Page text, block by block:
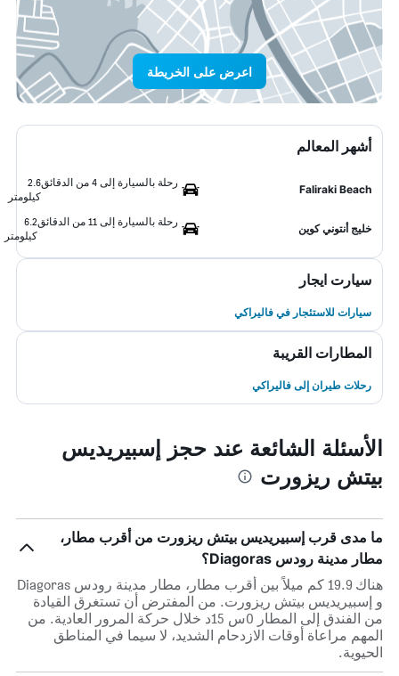
اعرض على الخريطة
أشهر المعالم
Faliraki Beach
رحلة بالسيارة إلى 4 من الدقائق
2.6
كيلومتر
خليج أنتوني كوين
رحلة بالسيارة إلى 11 من الدقائق
6.2
كيلومتر
سيارت ايجار
سيارات للاستئجار في فاليراكي
المطارات القريبة
رحلات طيران إلى فاليراكي
الأسئلة الشائعة عند حجز إسبيريديس
بيتش ريزورت
ما مدى قرب إسبيريديس بيتش ريزورت من أقرب مطار،
مطار مدينة رودس Diagoras؟
هناك 19.9 كم ميلاً بين أقرب مطار، مطار مدينة رودس Diagoras
و إسبيريديس بيتش ريزورت. من المفترض أن تستغرق القيادة
من الفندق إلى المطار 0س 15د خلال حركة المرور العادية. من
المهم مراعاة أوقات الازدحام الشديد، لا سيما في المناطق
الحيوية.